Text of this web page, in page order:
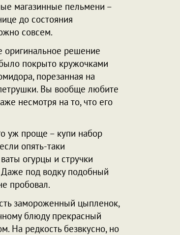
магазинные пельмени –
до состояния
совсем.
оригинальное решение
покрыто кружочками
порезанная на
Вы вообще любите
несмотря на то, что его
уж проще – купи набор
опять-таки
огурцы и стручки
Даже под водку подобный
пробовал.
замороженный цыпленок,
блюду прекрасный
На редкость безвкусно, но